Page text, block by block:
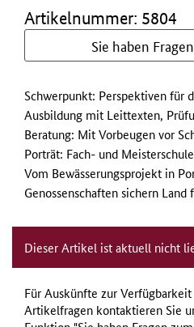
Artikelnummer: 5804
Sie haben
Schwerpunkt: Perspektiven für
Ausbildung mit Leittexten,
Beratung: Mit Vorbeugen vor
Porträt: Fach- und
Vom Bewässerungsprojekt in
Genossenschaften sichern
Dieser Artikel ist aktuell nicht
Für Auskünfte zur
Artikelfragen kontaktieren Sie